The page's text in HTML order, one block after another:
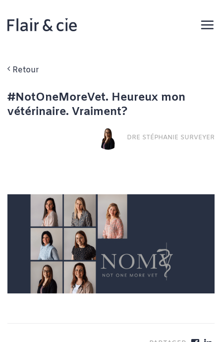
contenu
Retour
#NotOneMoreVet. Heureux mon
vétérinaire. Vraiment?
DRE STÉPHANIE SURVEYER